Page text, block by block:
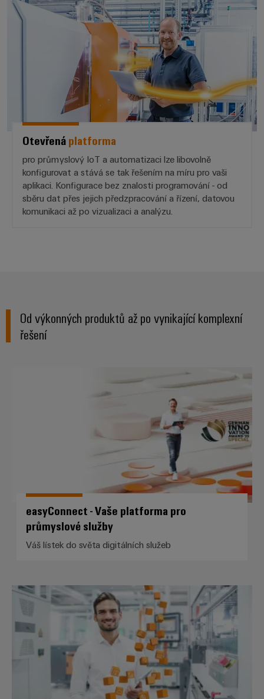
Otevřenáplatforma
pro průmyslový IoT a automatizaci lze libovolně
konfigurovat a stává se tak řešením na míru pro vaši
aplikaci. Konfigurace bez znalosti programování - od
sběru dat přes jejich předzpracování a řízení, datovou
komunikaci až po vizualizaci a analýzu.
Od výkonných produktů až po vynikající komplexní
řešení
easyConnect - Vaše platforma
easyConnect - Vaše platforma pro
průmyslové služby
Váš lístek do světa digitálních služeb
Softwarové funkce a služby pro